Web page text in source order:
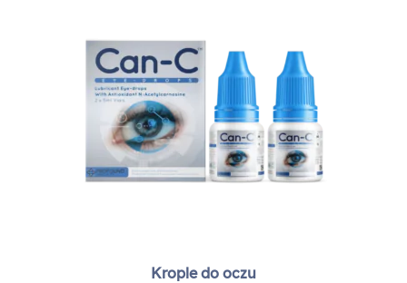
Dokonaj zakupu
Krople do oczu